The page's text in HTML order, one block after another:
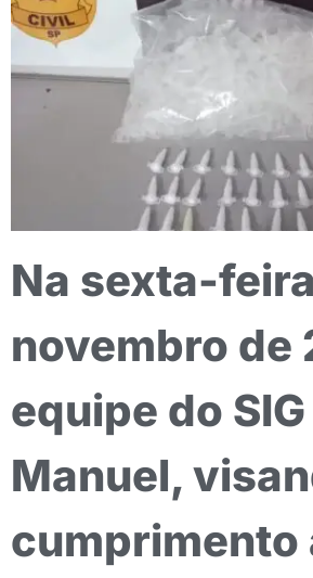
Na sexta-
novembro de
equipe do
Manuel,
cumprimento